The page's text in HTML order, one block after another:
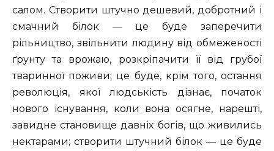
салом. Створити штучно дешевий, добротний і
смачний білок — це буде заперечити
рільництво, звільнити людину від обмеженості
ґрунту та врожаю, розкріпачити її від грубої
тваринної поживи; це буде, крім того, остання
революція, якої людськість дізнає, початок
нового існування, коли вона осягне, нарешті,
завидне становище давніх богів, що живились
нектарами; створити штучний білок — це буде